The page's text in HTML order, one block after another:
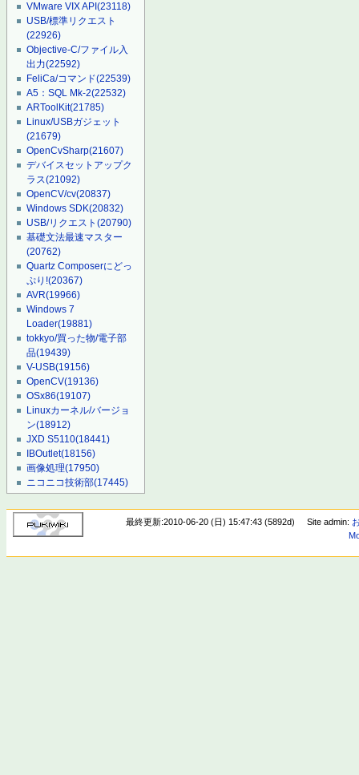
VMware VIX API(23118)
USB/標準リクエスト
(22926)
Objective-C/ファイル入
出力(22592)
FeliCa/コマンド(22539)
A5：SQL Mk-2(22532)
ARToolKit(21785)
Linux/USBガジェット
(21679)
OpenCvSharp(21607)
デバイスセットアップク
ラス(21092)
OpenCV/cv(20837)
Windows SDK(20832)
USB/リクエスト(20790)
基礎文法最速マスター
(20762)
Quartz Composerにどっ
ぷり!(20367)
AVR(19966)
Windows 7
Loader(19881)
tokkyo/買った物/電子部
品(19439)
V-USB(19156)
OpenCV(19136)
OSx86(19107)
Linuxカーネル/バージョ
ン(18912)
JXD S5110(18441)
IBOutlet(18156)
画像処理(17950)
ニコニコ技術部(17445)
最終更新:2010-06-20 (日) 15:47:43 (5892d) Site admin: